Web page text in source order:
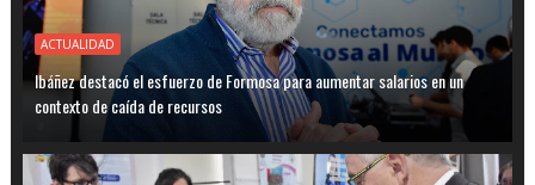
ACTUALIDAD
Ibáñez destacó el esfuerzo de Formosa para aumentar salarios en un
contexto de caída de recursos